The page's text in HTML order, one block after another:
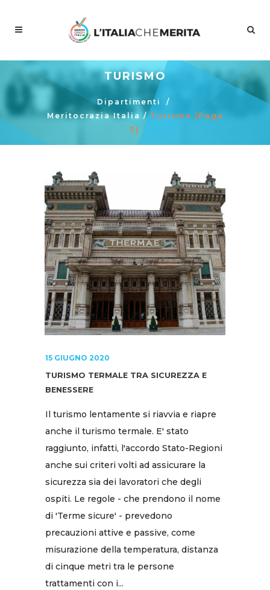
TURISMO
Dipartimenti
/
Meritocrazia Italia /Turismo (Page
5)
15 GIUGNO 2020
TURISMO TERMALE TRA SICUREZZA E
BENESSERE
Il turismo lentamente si riavvia e riapre
anche il turismo termale. E' stato
raggiunto, infatti, l'accordo Stato-Regioni
anche sui criteri volti ad assicurare la
sicurezza sia dei lavoratori che degli
ospiti. Le regole - che prendono il nome
di 'Terme sicure' - prevedono
precauzioni attive e passive, come
misurazione della temperatura, distanza
di cinque metri tra le persone
trattamenti con i...